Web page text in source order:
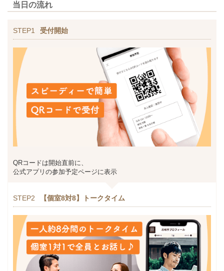
当日の流れ
STEP1 受付開始
QRコードは開始直前に、
公式アプリの参加予定ページに表示
STEP2 【個室8対8】トークタイム